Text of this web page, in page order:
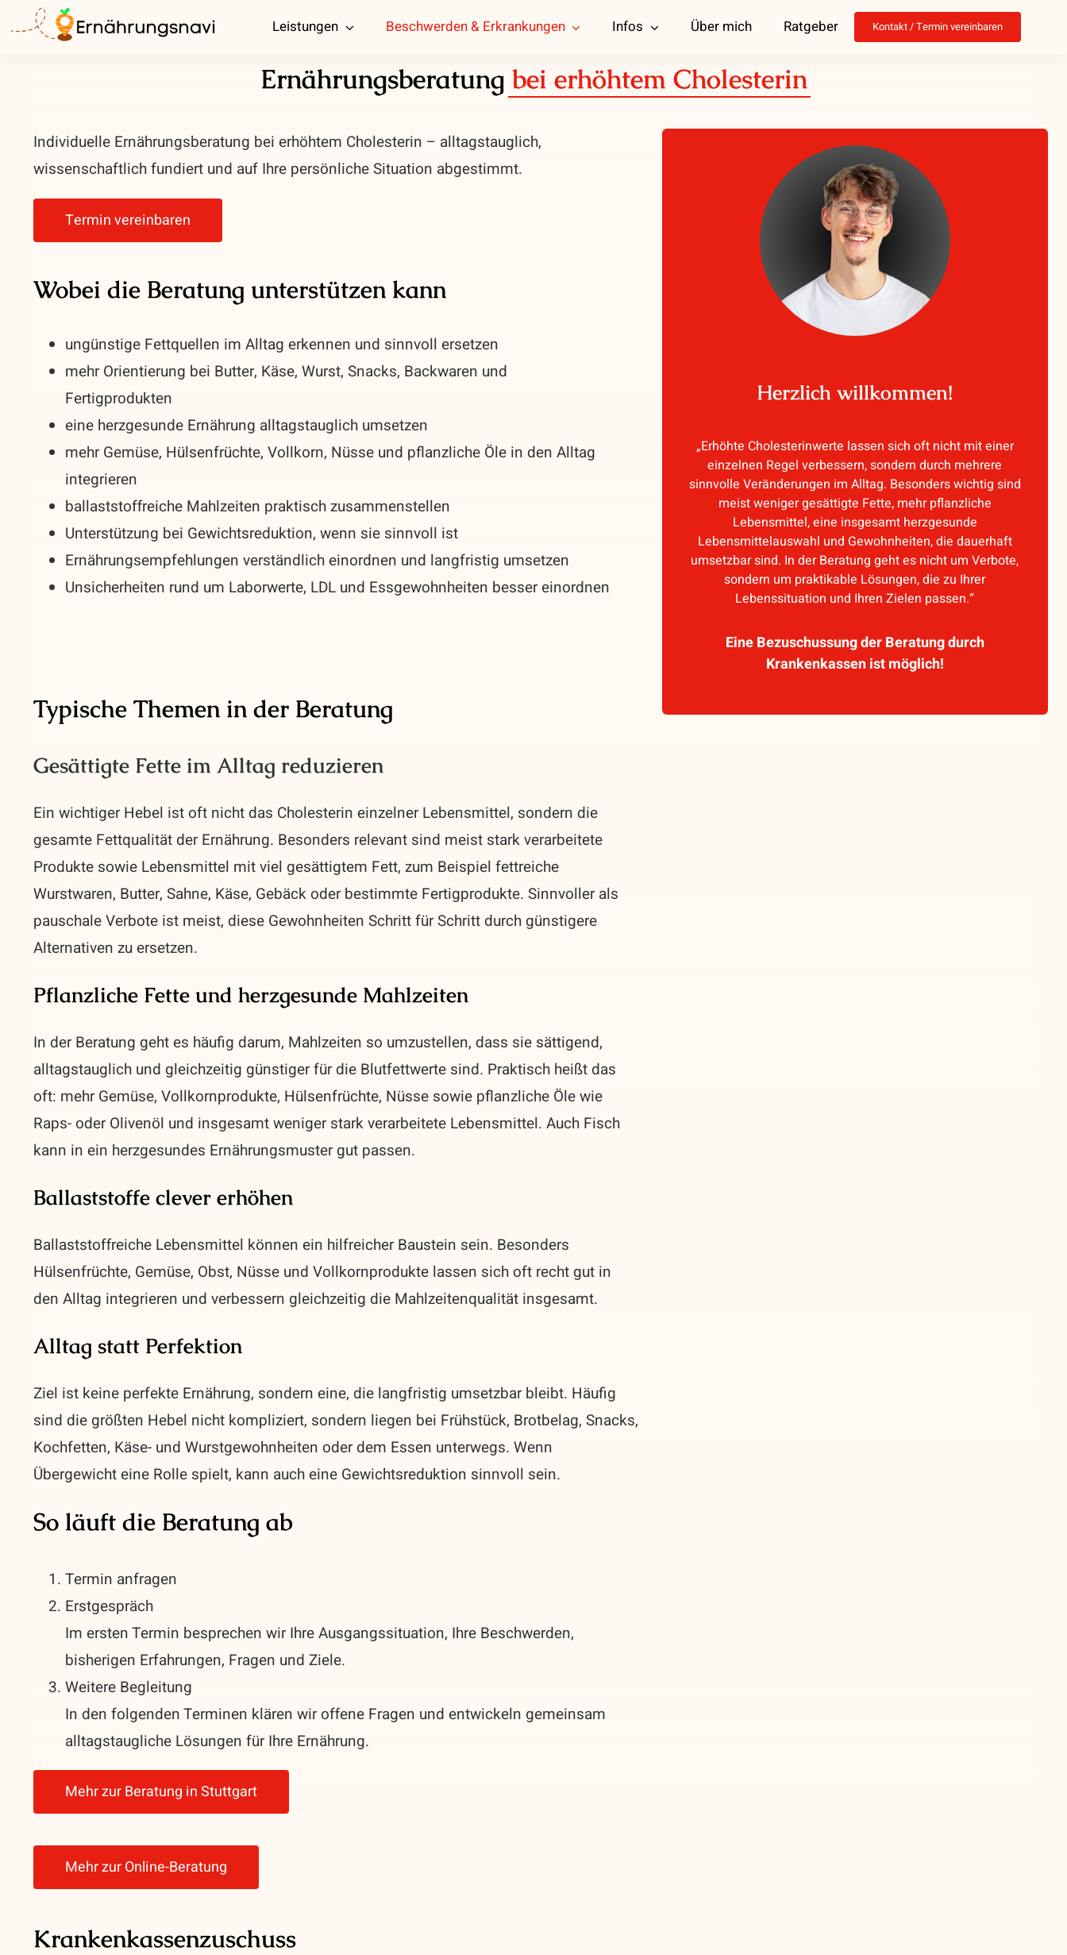
Inhalt
Leistungen Beschwerden & Erkrankungen Infos Über mich Ratgeber Kontakt / Termin vereinbaren
Ernährungsberatung bei erhöhtem Cholesterin
Individuelle Ernährungsberatung bei erhöhtem Cholesterin – alltagstauglich,
wissenschaftlich fundiert und auf Ihre persönliche Situation abgestimmt.
Termin vereinbaren
Wobei die Beratung unterstützen kann
ungünstige Fettquellen im Alltag erkennen und sinnvoll ersetzen
mehr Orientierung bei Butter, Käse, Wurst, Snacks, Backwaren und
Fertigprodukten
eine herzgesunde Ernährung alltagstauglich umsetzen
mehr Gemüse, Hülsenfrüchte, Vollkorn, Nüsse und pflanzliche Öle in den Alltag
integrieren
ballaststoffreiche Mahlzeiten praktisch zusammenstellen
Unterstützung bei Gewichtsreduktion, wenn sie sinnvoll ist
Ernährungsempfehlungen verständlich einordnen und langfristig umsetzen
Unsicherheiten rund um Laborwerte, LDL und Essgewohnheiten besser einordnen
Herzlich willkommen!
„Erhöhte Cholesterinwerte lassen sich oft nicht mit einer
einzelnen Regel verbessern, sondern durch mehrere
sinnvolle Veränderungen im Alltag. Besonders wichtig sind
meist weniger gesättigte Fette, mehr pflanzliche
Lebensmittel, eine insgesamt herzgesunde
Lebensmittelauswahl und Gewohnheiten, die dauerhaft
umsetzbar sind. In der Beratung geht es nicht um Verbote,
sondern um praktikable Lösungen, die zu Ihrer
Lebenssituation und Ihren Zielen passen.“
Eine Bezuschussung der Beratung durch
Krankenkassen ist möglich!
Typische Themen in der Beratung
Gesättigte Fette im Alltag reduzieren
Ein wichtiger Hebel ist oft nicht das Cholesterin einzelner Lebensmittel, sondern die
gesamte Fettqualität der Ernährung. Besonders relevant sind meist stark verarbeitete
Produkte sowie Lebensmittel mit viel gesättigtem Fett, zum Beispiel fettreiche
Wurstwaren, Butter, Sahne, Käse, Gebäck oder bestimmte Fertigprodukte. Sinnvoller als
pauschale Verbote ist meist, diese Gewohnheiten Schritt für Schritt durch günstigere
Alternativen zu ersetzen.
Pflanzliche Fette und herzgesunde Mahlzeiten
In der Beratung geht es häufig darum, Mahlzeiten so umzustellen, dass sie sättigend,
alltagstauglich und gleichzeitig günstiger für die Blutfettwerte sind. Praktisch heißt das
oft: mehr Gemüse, Vollkornprodukte, Hülsenfrüchte, Nüsse sowie pflanzliche Öle wie
Raps- oder Olivenöl und insgesamt weniger stark verarbeitete Lebensmittel. Auch Fisch
kann in ein herzgesundes Ernährungsmuster gut passen.
Ballaststoffe clever erhöhen
Ballaststoffreiche Lebensmittel können ein hilfreicher Baustein sein. Besonders
Hülsenfrüchte, Gemüse, Obst, Nüsse und Vollkornprodukte lassen sich oft recht gut in
den Alltag integrieren und verbessern gleichzeitig die Mahlzeitenqualität insgesamt.
Alltag statt Perfektion
Ziel ist keine perfekte Ernährung, sondern eine, die langfristig umsetzbar bleibt. Häufig
sind die größten Hebel nicht kompliziert, sondern liegen bei Frühstück, Brotbelag, Snacks,
Kochfetten, Käse- und Wurstgewohnheiten oder dem Essen unterwegs. Wenn
Übergewicht eine Rolle spielt, kann auch eine Gewichtsreduktion sinnvoll sein.
So läuft die Beratung ab
Termin anfragen
Erstgespräch
Im ersten Termin besprechen wir Ihre Ausgangssituation, Ihre Beschwerden,
bisherigen Erfahrungen, Fragen und Ziele.
Weitere Begleitung
In den folgenden Terminen klären wir offene Fragen und entwickeln gemeinsam
alltagstaugliche Lösungen für Ihre Ernährung.
Mehr zur Beratung in Stuttgart
Mehr zur Online-Beratung
Krankenkassenzuschuss